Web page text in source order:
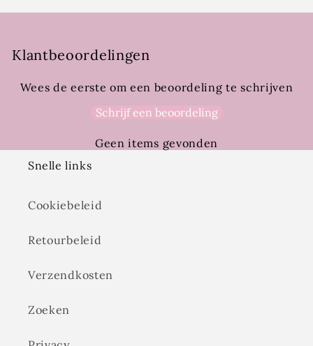
Klantbeoordelingen
Wees de eerste om een beoordeling te schrijven
Schrijf een beoordeling
Geen items gevonden
Snelle links
Cookiebeleid
Retourbeleid
Verzendkosten
Zoeken